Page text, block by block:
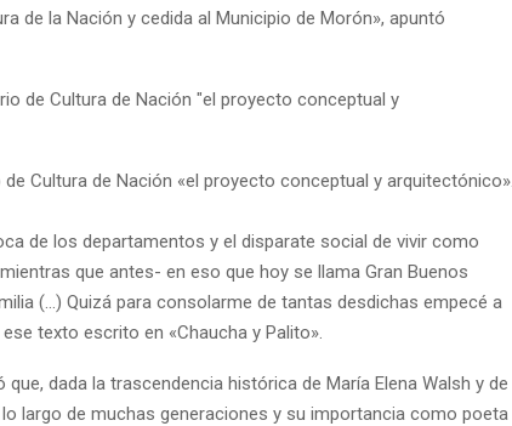
de la Nación y cedida al Municipio de Morón», apuntó
Cultura de Nación «el proyecto conceptual y arquitectónico».
de los departamentos y el disparate social de vivir como
que antes- en eso que hoy se llama Gran Buenos
(…) Quizá para consolarme de tantas desdichas empecé a
texto escrito en «Chaucha y Palito».
dada la trascendencia histórica de María Elena Walsh y de
largo de muchas generaciones y su importancia como poeta